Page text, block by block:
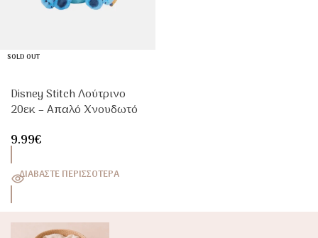
SOLD OUT
Disney Stitch Λούτρινο
20εκ – Απαλό Χνουδωτό
9.99€
ΔΙΑΒΆΣΤΕ ΠΕΡΙΣΣΌΤΕΡΑ